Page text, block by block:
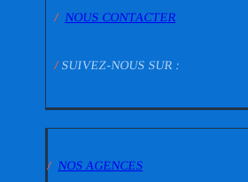
/NOUS CONTACTER
/SUIVEZ-NOUS SUR :
/ NOS AGENCES